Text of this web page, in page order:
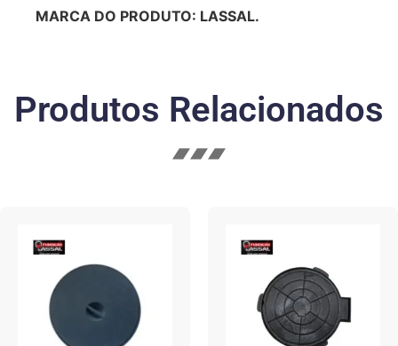
MARCA DO PRODUTO: LASSAL.
Produtos Relacionados